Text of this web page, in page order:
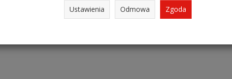
Ustawienia Odmowa Zgoda